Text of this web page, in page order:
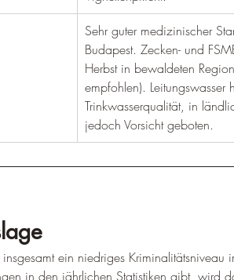
Sehr guter medizinischer
Budapest. Zecken- und
Herbst in bewaldeten
empfohlen). Leitungswasser
Trinkwasserqualität, in
jedoch Vorsicht geboten.
ein niedriges Kriminalitätsniveau
in den jährlichen Statistiken gibt, wird